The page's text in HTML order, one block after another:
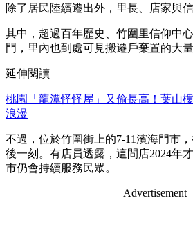
除了居民陸續遷出外，里長、店家與
其中，超過百年歷史、竹圍里信仰中
門，里內也到處可見搬遷戶棄置的大量
延伸閱讀
桃園「龍潭怪怪屋」又偷長高！葉山
浪漫
不過，位於竹圍街上的7-11濱海門市
後一刻。有店員透露，這間店2024年
市仍會持續服務民眾。
Advertisement